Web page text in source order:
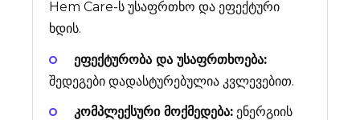
Hem Care-ს უსაფრთხო და ეფექტური
ხდის.
ეფექტურობა და უსაფრთხოება:
შედეგები დადასტურებულია კვლევებით.
კომპლექსური მოქმედება: ენერგიის